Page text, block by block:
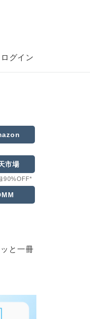
グイン
市場
90%OFF*
と一冊